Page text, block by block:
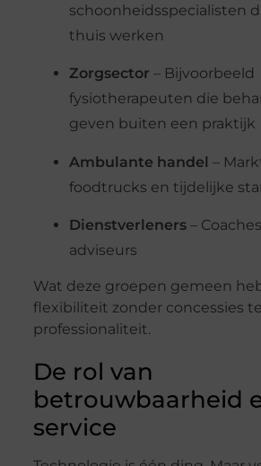
schoonheidsspecialisten
thuis werken
Zorgsector – Bijvoorbeeld
fysiotherapeuten die
geven buiten een praktijk
Ambulante handel –
foodtrucks en tijdelijke
Dienstverleners–
adviseurs
Wat deze groepen gemeen
flexibiliteit zonder concessies te
professionaliteit.
De rol van
betrouwbaarheid
service